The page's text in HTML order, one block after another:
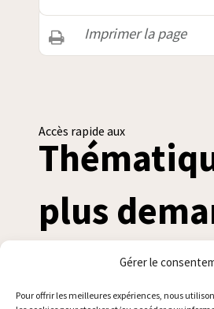
Gérer le
Pour offrir les meilleures expériences, nous
Imprimer la page
Accès rapide aux
plus
Menus de la cantine